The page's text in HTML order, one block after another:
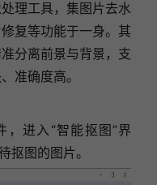
理工具，集图片去水
复等功能于一身。其
分离前景与背景，支
准确度高。
，进入“智能抠图”界
抠图的图片。